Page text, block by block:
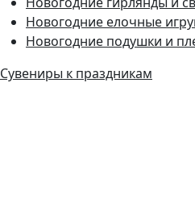
Новогодние елочные
Новогодние подушки и
Сувениры к праздникам